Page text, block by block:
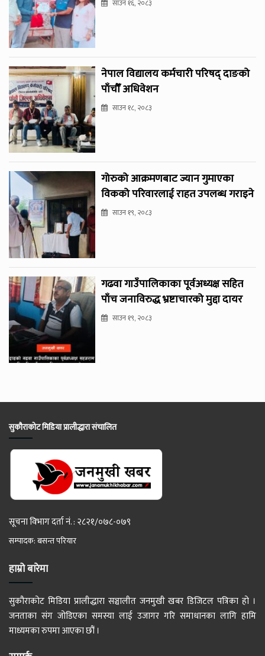
साउन १६, २०८३
नेपाल विद्यालय कर्मचारी परिषद् दाङको
पाँचौँ अधिवेशन
साउन १८, २०८३
गोरुको आक्रमणबाट ज्यान गुमाएका
विकको परिवारलाई राहत उपलब्ध गराइने
साउन १९, २०८३
गढवा गाउँपालिकाका पूर्वअध्यक्ष सहित
पाँच जनाविरुद्ध भ्रष्टाचारको मुद्दा दायर
साउन १९, २०८३
सुकौराकोट मिडिया प्रालीद्धारा संचालित
सूचना विभाग दर्ता नं. : २८२१/०७८-०७९
सम्पादक: बसन्त परियार
हाम्रो बारेमा
सुकौराकोट मिडिया प्रालीद्धारा सञ्चालीत जनमुखी खबर डिजिटल पत्रिका हो ।
जनताका संग जोडिएका समस्या लाई उजागर गरि समाधानका लागि हामि
माध्यमका रुपमा आएका छौं ।